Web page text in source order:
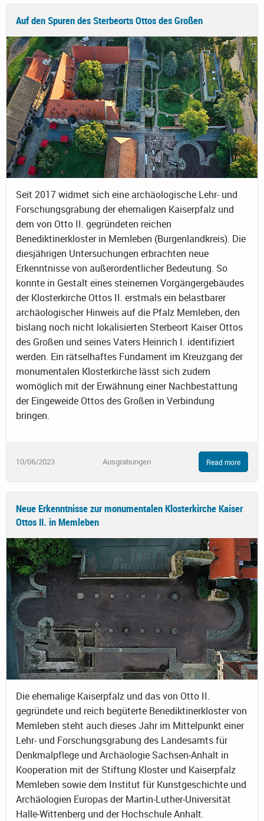
Auf den Spuren des Sterbeorts Ottos des Großen
Seit 2017 widmet sich eine archäologische Lehr- und
Forschungsgrabung der ehemaligen Kaiserpfalz und
dem von Otto II. gegründeten reichen
Benediktinerkloster in Memleben (Burgenlandkreis). Die
diesjährigen Untersuchungen erbrachten neue
Erkenntnisse von außerordentlicher Bedeutung. So
konnte in Gestalt eines steinernen Vorgängergebäudes
der Klosterkirche Ottos II. erstmals ein belastbarer
archäologischer Hinweis auf die Pfalz Memleben, den
bislang noch nicht lokalisierten Sterbeort Kaiser Ottos
des Großen und seines Vaters Heinrich I. identifiziert
werden. Ein rätselhaftes Fundament im Kreuzgang der
monumentalen Klosterkirche lässt sich zudem
womöglich mit der Erwähnung einer Nachbestattung
der Eingeweide Ottos des Großen in Verbindung
bringen.
10/06/2023 Ausgrabungen Read more
Neue Erkenntnisse zur monumentalen Klosterkirche Kaiser
Ottos II. in Memleben
Die ehemalige Kaiserpfalz und das von Otto II.
gegründete und reich begüterte Benediktinerkloster von
Memleben steht auch dieses Jahr im Mittelpunkt einer
Lehr- und Forschungsgrabung des Landesamts für
Denkmalpflege und Archäologie Sachsen-Anhalt in
Kooperation mit der Stiftung Kloster und Kaiserpfalz
Memleben sowie dem Institut für Kunstgeschichte und
Archäologien Europas der Martin-Luther-Universität
Halle-Wittenberg und der Hochschule Anhalt.